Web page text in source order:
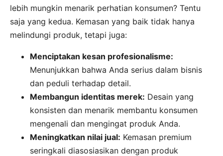
lebih mungkin menarik perhatian konsumen? Tentu
saja yang kedua. Kemasan yang baik tidak hanya
melindungi produk, tetapi juga:
Menciptakan kesan profesionalisme:
Menunjukkan bahwa Anda serius dalam bisnis
dan peduli terhadap detail.
Membangun identitas merek: Desain yang
konsisten dan menarik membantu konsumen
mengenali dan mengingat produk Anda.
Meningkatkan nilai jual: Kemasan premium
seringkali diasosiasikan dengan produk